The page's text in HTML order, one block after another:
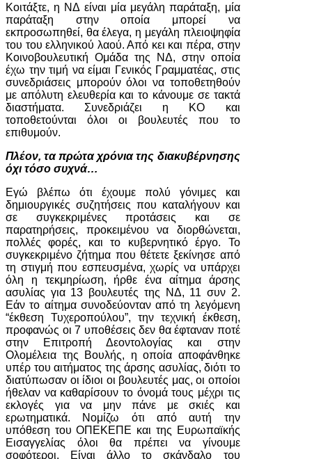
Κοιτάξτε, η ΝΔ είναι μία μεγάλη παράταξη, μία
παράταξη στην οποία μπορεί να
εκπροσωπηθεί, θα έλεγα, η μεγάλη πλειοψηφία
του του ελληνικού λαού. Από κει και πέρα, στην
Κοινοβουλευτική Ομάδα της ΝΔ, στην οποία
έχω την τιμή να είμαι Γενικός Γραμματέας, στις
συνεδριάσεις μπορούν όλοι να τοποθετηθούν
με απόλυτη ελευθερία και το κάνουμε σε τακτά
διαστήματα. Συνεδριάζει η ΚΟ και
τοποθετούνται όλοι οι βουλευτές που το
επιθυμούν.
Πλέον, τα πρώτα χρόνια της διακυβέρνησης
όχι τόσο συχνά…
Εγώ βλέπω ότι έχουμε πολύ γόνιμες και
δημιουργικές συζητήσεις που καταλήγουν και
σε συγκεκριμένες προτάσεις και σε
παρατηρήσεις, προκειμένου να διορθώνεται,
πολλές φορές, και το κυβερνητικό έργο. Το
συγκεκριμένο ζήτημα που θέτετε ξεκίνησε από
τη στιγμή που εσπευσμένα, χωρίς να υπάρχει
όλη η τεκμηρίωση, ήρθε ένα αίτημα άρσης
ασυλίας για 13 βουλευτές της ΝΔ, 11 συν 2.
Εάν το αίτημα συνοδεύονταν από τη λεγόμενη
“έκθεση Τυχεροπούλου”, την τεχνική έκθεση,
προφανώς οι 7 υποθέσεις δεν θα έφταναν ποτέ
στην Επιτροπή Δεοντολογίας και στην
Ολομέλεια της Βουλής, η οποία αποφάνθηκε
υπέρ του αιτήματος της άρσης ασυλίας, διότι το
διατύπωσαν οι ίδιοι οι βουλευτές μας, οι οποίοι
ήθελαν να καθαρίσουν το όνομά τους μέχρι τις
εκλογές για να μην πάνε με σκιές και
ερωτηματικά. Νομίζω ότι από αυτή την
υπόθεση του ΟΠΕΚΕΠΕ και της Ευρωπαϊκής
Εισαγγελίας όλοι θα πρέπει να γίνουμε
σοφότεροι. Είναι άλλο το σκάνδαλο του